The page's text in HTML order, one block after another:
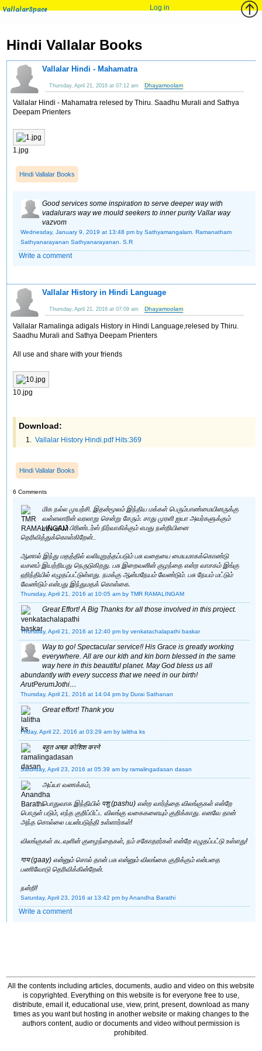
VallalarSpace Log in
Hindi Vallalar Books
Vallalar Hindi - Mahamatra
Thursday, April 21, 2016 at 07:12 am Dhayamoolam
Vallalar Hindi - Mahamatra relesed by Thiru. Saadhu Murali and Sathya
Deepam Prienters
1.jpg
Hindi Vallalar Books
Good services some inspiration to serve deeper way with
vadalurars way we mould seekers to inner purity Vallar way
vazvom
Wednesday, January 9, 2019 at 13:48 pm by Sathyamangalam. Ramanatham
Sathyanarayanan Sathyanarayanan. S.R
Write a comment
Vallalar History in Hindi Language
Thursday, April 21, 2016 at 07:09 am Dhayamoolam
Vallalar Ramalinga adigals History in Hindi Language,relesed by Thiru.
Saadhu Murali and Sathya Deepam Prienters
All use and share with your friends
10.jpg
Download:
Vallalar History Hindi.pdf Hits:369
Hindi Vallalar Books
6 Comments
மிக நல்ல முயற்சி. இதன்மூலம் இந்திய மக்கள் பெரும்பாண்மையினருக்கு
வள்ளலாரின் வரலாறு சென்று சேரும். சாது முரளி ஐயா அவர்களுக்கும்
சத்யதீபம் பிரிண்டர்ஸ் நிர்வாகிக்கும் எமது நன்றியினை
தெரிவித்துக்கொள்கிறேன்..
ஆனால் இந்து மதத்தில் வலியுறுத்தப்படும் பசு வதையை மையமாகக்கொண்டு
வசனம் இயற்றியது நெருடுகிறது. பசு இறைவனின் குழந்தை என்ற வாசகம் இங்கு
ஹிந்தியில் எழுதப்பட்டுள்ளது. நமக்கு ஆன்மநேயம் வேண்டும். பசு நேயம் மட்டும்
வேண்டும் என்பது இந்துமதக் கொள்கை.
Thursday, April 21, 2016 at 10:05 am by TMR RAMALINGAM
Great Effort! A Big Thanks for all those involved in this project.
Thursday, April 21, 2016 at 12:40 pm by venkatachalapathi baskar
Way to go! Spectacular service!! His Grace is greatly working
everywhere. All are our kith and kin born blessed in the same
way here in this beautiful planet. May God bless us all
abundantly with every success that we need in our birth!
ArutPerumJothi…
Thursday, April 21, 2016 at 14:04 pm by Durai Sathanan
Great effort! Thank you
Friday, April 22, 2016 at 03:29 am by lalitha ks
बहुत अच्छा कोशिश करने
Saturday, April 23, 2016 at 05:39 am by ramalingadasan dasan
அய்யா வணக்கம்,
பொதுவாக இந்தியில் पशु (pashu) என்ற வார்த்தை விலங்குகள் என்றே
பொருள் படும், எந்த குறிப்பிட்ட விலங்கு வகைகளையும் குறிக்காது. எனவே தான்
அந்த சொல்லை பயன்படுத்தி உள்ளார்கள்!
விலங்குகள் கடவுளின் குழைந்தைகள், நம் சகோதரர்கள் என்றே எழுதப்பட்டு உள்ளது!
गाय (gaay) என்னும் சொல் தான் பசு என்னும் விலங்கை குறிக்கும் என்பதை
பணிவோடு தெரிவிக்கின்றேன்.
நன்றி!
Saturday, April 23, 2016 at 13:42 pm by Anandha Barathi
Write a comment
All the contents including articles, documents, audio and video on this website
is copyrighted. Everything on this website is for everyone free to use,
distribute, email it, educational use, view, print, present, download as many
times as you want but hosting in another website or making changes to the
authors content, audio or documents and video without permission is
prohibited.